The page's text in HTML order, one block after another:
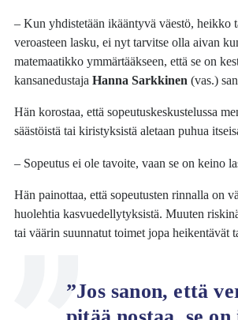
– Kun yhdistetään ikääntyvä väestö, heikko
veroasteen lasku, ei nyt tarvitse olla aivan
matemaatikko ymmärtääkseen, että se on
kansanedustajaHanna Sarkkinen (vas.)
Hän korostaa, että sopeutuskeskustelussa
säästöistä tai kiristyksistä aletaan puhua
– Sopeutus ei ole tavoite, vaan se on keino
Hän painottaa, että sopeutusten rinnalla on
huolehtia kasvuedellytyksistä. Muuten
tai väärin suunnatut toimet jopa heikentävät
”Jos sanon, että